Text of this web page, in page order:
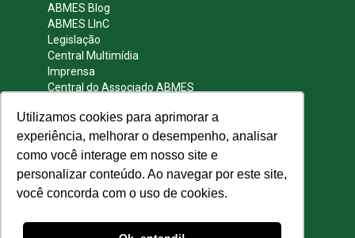
Utilizamos cookies para aprimorar a
experiência, melhorar o desempenho, analisar
como você interage em nosso site e
personalizar conteúdo. Ao navegar por este site,
você concorda com o uso de cookies.
ABMES Blog
ABMES LInC
Legislação
Central Multimídia
Imprensa
Central do Associado ABMES
reservados.